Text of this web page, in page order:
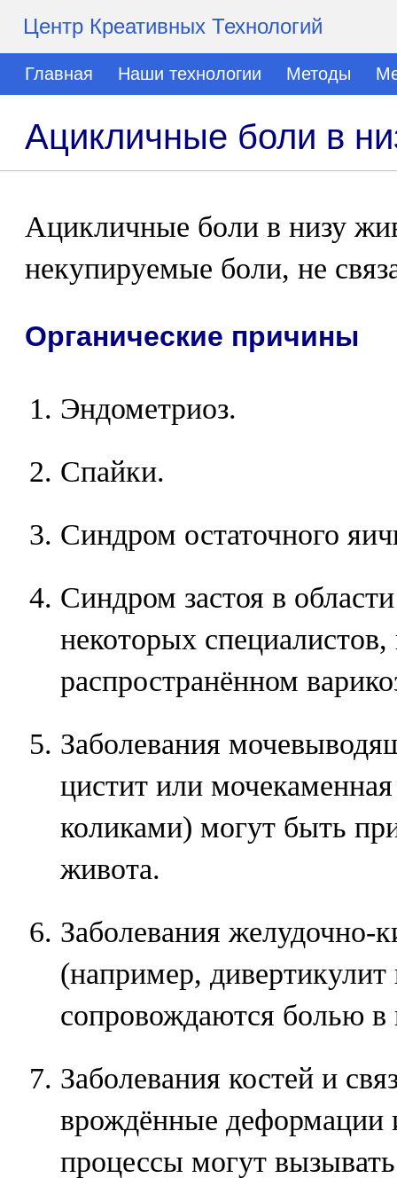
Центр Креативных Технологий
Главная Наши технологии Методы
Ацикличные боли в
Ацикличные боли в низу
некупируемые боли, не
Органические причины
Эндометриоз.
Спайки.
Синдром остаточного
Синдром застоя в
некоторых специалистов,
распространённом
Заболевания
цистит или
коликами) могут быть
живота.
Заболевания желудочно-
(например,
сопровождаются болью
Заболевания костей и
врождённые деформации
процессы могут